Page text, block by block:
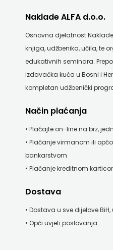
Naklade ALFA d.o.o.
Osnovna djelatnost
knjiga, udžbenika, učila, te
edukativnih seminara.
izdavačka kuća u Bosni i
kompletan udžbenički
Način plaćanja
• Plaćajte on-line na brz,
• Plaćanje virmanom ili
bankarstvom
• Plaćanje kreditnom
Dostava
• Dostava u sve dijelove
• Opći uvjeti poslovanja